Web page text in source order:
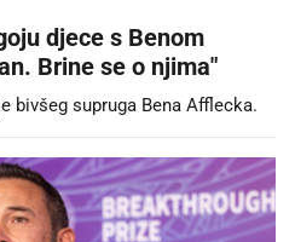
djece s Benom
Brine se o njima"
bivšeg supruga Bena Afflecka.